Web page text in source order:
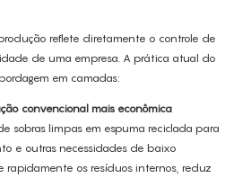
reflete diretamente o controle de
de uma empresa. A prática atual do
em camadas:
convencional mais econômica
sobras limpas em espuma reciclada para
e outras necessidades de baixo
rapidamente os resíduos internos, reduz